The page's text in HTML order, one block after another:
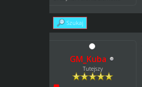
Szukaj
GM_Kuba
Tutejszy